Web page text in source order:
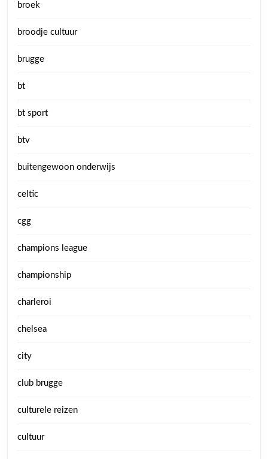
broek
broodje cultuur
brugge
bt
bt sport
btv
buitengewoon onderwijs
celtic
cgg
champions league
championship
charleroi
chelsea
city
club brugge
culturele reizen
cultuur